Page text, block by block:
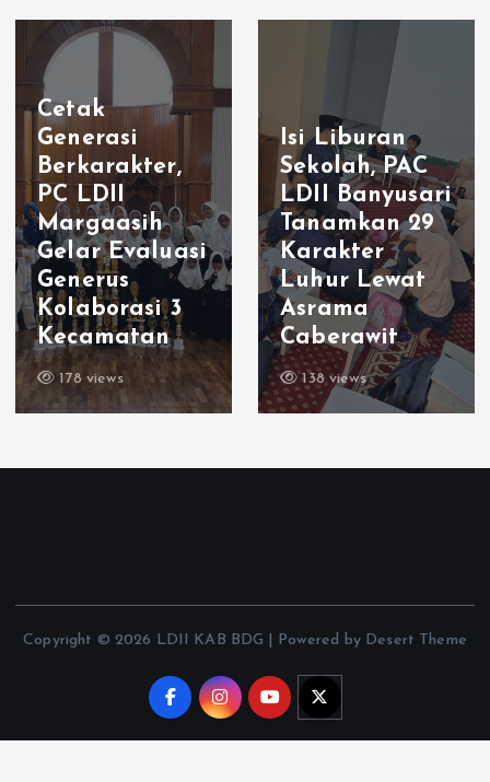
Cetak
Generasi
Berkarakter,
PC LDII
Margaasih
Gelar Evaluasi
Generus
Kolaborasi 3
Kecamatan
178 views
Isi Liburan
Sekolah, PAC
LDII Banyusari
Tanamkan 29
Karakter
Luhur Lewat
Asrama
Caberawit
138 views
Copyright © 2026 LDII KAB BDG | Powered by Desert Theme